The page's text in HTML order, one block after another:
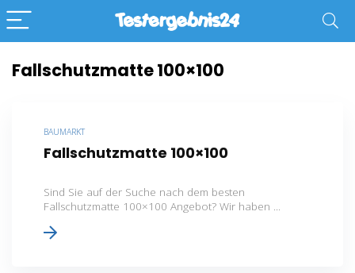
Fallschutzmatte 100×100
BAUMARKT
Fallschutzmatte 100×100
Sind Sie auf der Suche nach dem besten
Fallschutzmatte 100×100 Angebot? Wir haben ...